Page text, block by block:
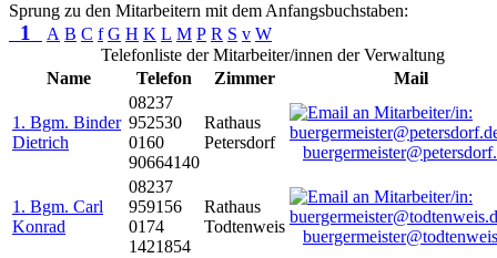
Sprung zu den Mitarbeitern mit dem Anfangsbuchstaben:
1 A B C f G H K L M P R S v W
Telefonliste der Mitarbeiter/innen der Verwaltung
Name
Telefon Zimmer Mail
1. Bgm. Binder
Dietrich
08237
952530
0160
90664140
Rathaus
Petersdorf
1. Bgm. Carl
Konrad
08237
959156
0174
1421854
Rathaus
Todtenweis